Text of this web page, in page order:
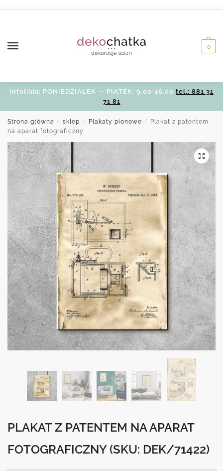
0
Infolinia: PONIEDZIAŁEK — PIĄTEK: 9.00-16.00 tel.: 881 31
71 81
Strona główna / sklep / Plakaty pionowe /
Plakat z patentem
na aparat fotograficzny
PLAKAT Z PATENTEM NA APARAT
FOTOGRAFICZNY (SKU: DEK/71422)